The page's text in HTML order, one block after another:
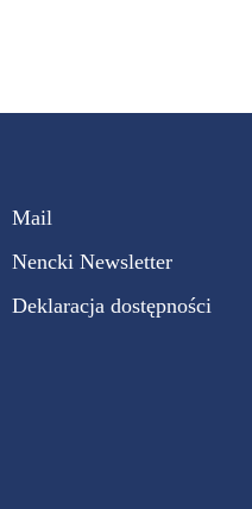
Mail
Nencki Newsletter
Deklaracja dostępności